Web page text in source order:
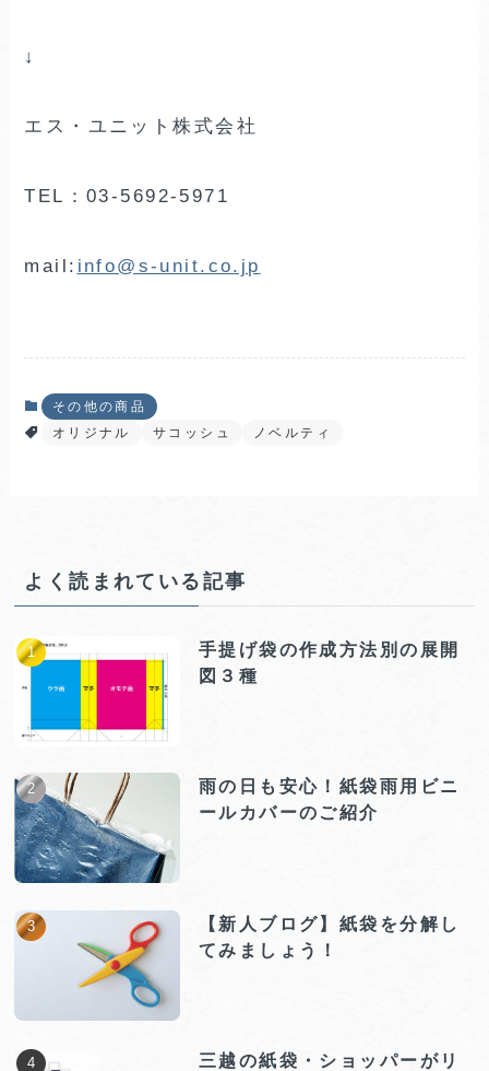
↓
エス・ユニット株式会社
TEL：03-5692-5971
mail: info@s-unit.co.jp
その他の商品
オリジナル
サコッシュ ノベルティ
よく読まれている記事
手提げ袋の作成方法別の展開
図３種
雨の日も安心！紙袋雨用ビニ
ールカバーのご紹介
【新人ブログ】紙袋を分解し
てみましょう！
三越の紙袋・ショッパーがリ